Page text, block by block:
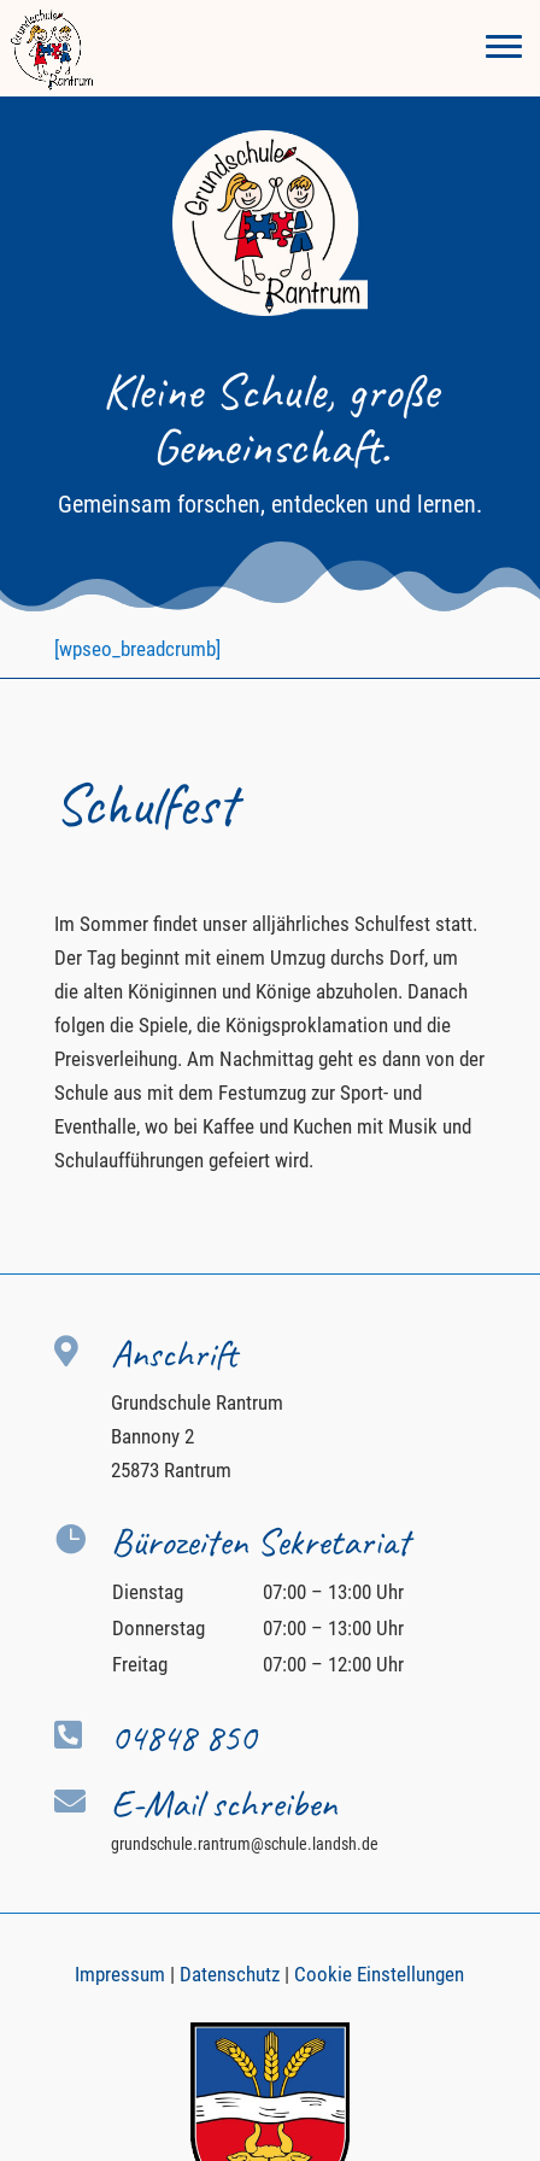
Kleine Schule, große
Gemeinschaft.
Gemeinsam forschen, entdecken und lernen.
[wpseo_breadcrumb]
Schulfest
Im Sommer findet unser alljährliches Schulfest statt.
Der Tag beginnt mit einem Umzug durchs Dorf, um
die alten Königinnen und Könige abzuholen. Danach
folgen die Spiele, die Königsproklamation und die
Preisverleihung. Am Nachmittag geht es dann von der
Schule aus mit dem Festumzug zur Sport- und
Eventhalle, wo bei Kaffee und Kuchen mit Musik und
Schulaufführungen gefeiert wird.
 Anschrift
Grundschule Rantrum
Bannony 2
25873 Rantrum
 Bürozeiten Sekretariat
Dienstag
07:00 – 13:00 Uhr
Donnerstag
07:00 – 13:00 Uhr
Freitag
07:00 – 12:00 Uhr
 04848 850
 E-Mail schreiben
grundschule.rantrum@schule.landsh.de
Impressum | Datenschutz | Cookie Einstellungen